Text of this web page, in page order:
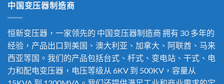
中国变压器制造商
恒新变压器，一家领先的 中国变压器制造商 拥有 30 多年的
经验，产品出口到美国、澳大利亚、加拿大、阿联酋、马来
西亚等国。我们的产品包括台式、杆式、变电站、干式、电
力和配电变压器，电压等级从 6KV 到 500KV，容量从